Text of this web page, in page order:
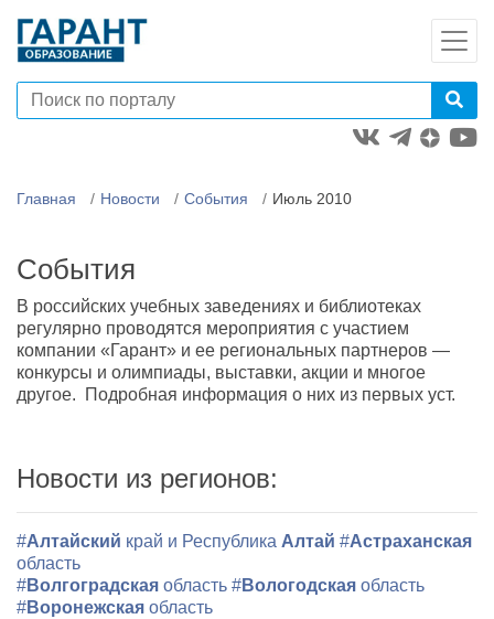
Главная Новости События Июль 2010
События
В российских учебных заведениях и библиотеках
регулярно проводятся мероприятия с участием
компании «Гарант» и ее региональных партнеров —
конкурсы и олимпиады, выставки, акции и многое
другое. Подробная информация о них из первых уст.
Новости из регионов:
#Алтайский край и Республика Алтай #Астраханская
область
#Волгоградская область #Вологодская область
#Воронежская область